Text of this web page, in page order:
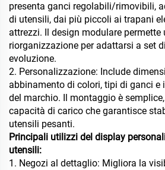
presenta ganci regolabili/rimovibili,
di utensili, dai più piccoli ai trapani
attrezzi. Il design modulare permette
riorganizzazione per adattarsi a set
evoluzione.
2. Personalizzazione: Include
abbinamento di colori, tipi di ganci e
del marchio. Il montaggio è
capacità di carico che garantisce
utensili pesanti.
Principali utilizzi del display
utensili:
1. Negozi al dettaglio: Migliora la